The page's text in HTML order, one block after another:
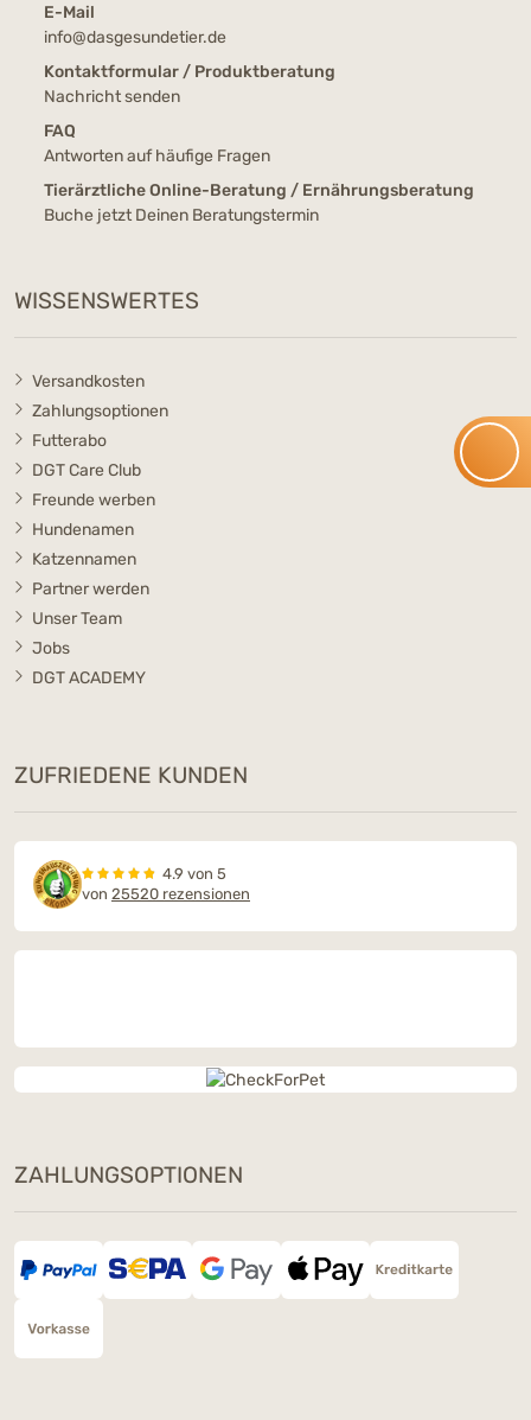
E-Mail
info@dasgesundetier.de
Kontaktformular / Produktberatung
Nachricht senden
FAQ
Antworten auf häufige Fragen
Tierärztliche Online-Beratung / Ernährungsberatung
Buche jetzt Deinen Beratungstermin
WISSENSWERTES
Versandkosten
Zahlungsoptionen
Futterabo
DGT Care Club
Freunde werben
Hundenamen
Katzennamen
Partner werden
Unser Team
Jobs
DGT ACADEMY
ZUFRIEDENE KUNDEN
4.9 von 5
von 25520 rezensionen
ZAHLUNGSOPTIONEN